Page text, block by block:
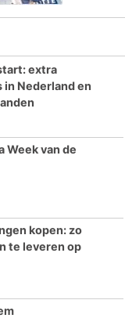
extra
Nederland en
Week van de
kopen: zo
te leveren op